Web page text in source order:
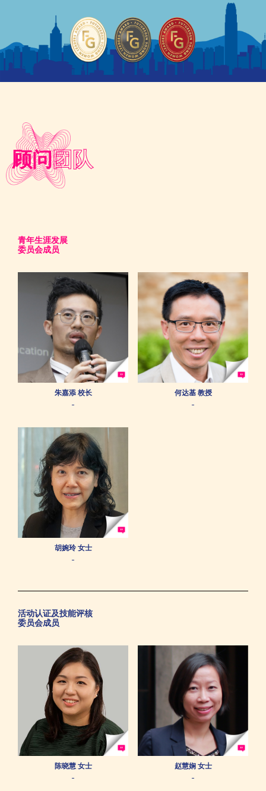
顾问团队
青年生涯发展
委员会成员
朱嘉添 校长
-
何达基 教授
-
胡婉玲 女士
-
活动认证及技能评核
委员会成员
陈晓慧 女士
-
赵慧娴 女士
-